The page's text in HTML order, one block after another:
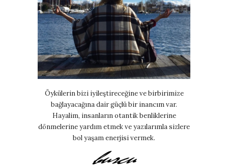
Öykülerin bizi iyileştireceğine ve birbirimize
bağlayacağına dair güçlü bir inancım var.
Hayalim, insanların otantik benliklerine
dönmelerine yardım etmek ve yazılarımla sizlere
bol yaşam enerjisi vermek.